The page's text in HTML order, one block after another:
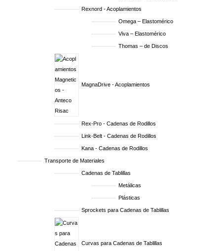
Rexnord - Acoplamientos
Omega – Elastomérico
Viva – Elastomérico
Thomas – de Discos
MagnaDrive - Acoplamientos
Rex-Pro - Cadenas de Rodillos
Link-Belt - Cadenas de Rodillos
Kana - Cadenas de Rodillos
Transporte de Materiales
Cadenas de Tablillas
Metálicas
Plásticas
Sprockets para Cadenas de Tablillas
Curvas para Cadenas de Tablillas